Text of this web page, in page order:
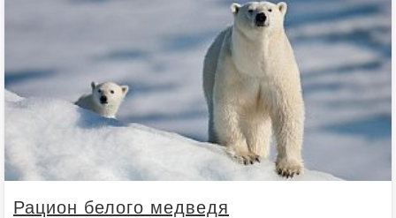
Рацион белого медведя